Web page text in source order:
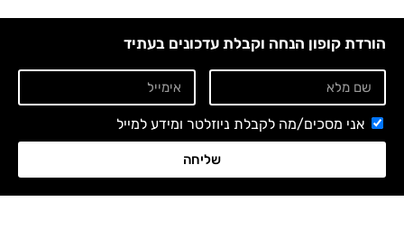
הורדת קופון הנחה וקבלת עדכונים בעתיד
אני מסכים/מה לקבלת ניוזלטר ומידע למייל
שליחה